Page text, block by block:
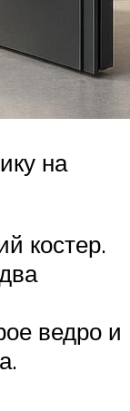
на
костер.
ведро и